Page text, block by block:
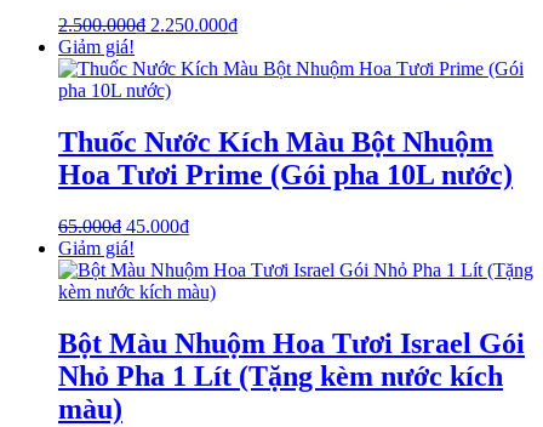
2.500.000₫ 2.250.000₫
Giảm giá!
Thuốc Nước Kích Màu Bột Nhuộm
Hoa Tươi Prime (Gói pha 10L nước)
65.000₫ 45.000₫
Giảm giá!
Bột Màu Nhuộm Hoa Tươi Israel Gói
Nhỏ Pha 1 Lít (Tặng kèm nước kích
màu)